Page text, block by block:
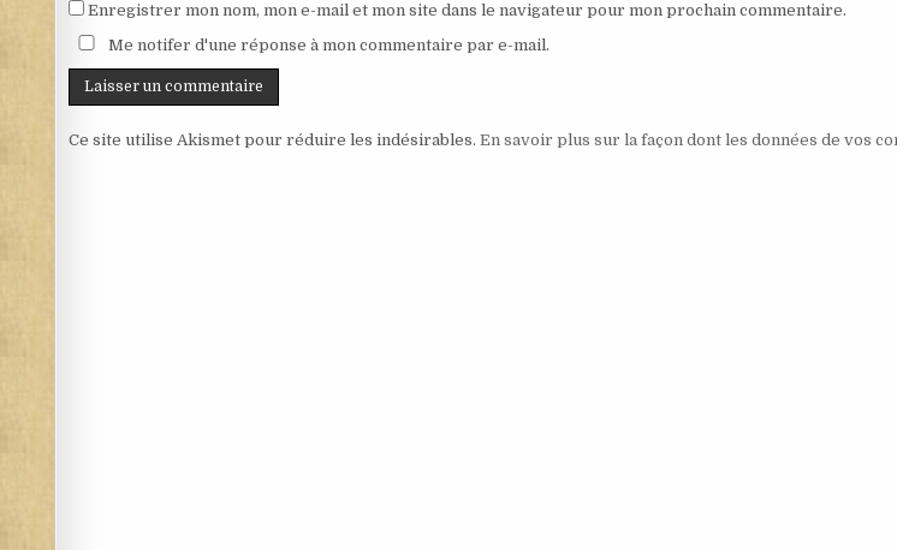
Enregistrer mon nom, mon e-mail et mon site dans le navigateur pour mon prochain commentaire.
Me notifer d'une réponse à mon commentaire par e-mail.
Ce site utilise Akismet pour réduire les indésirables. En savoir plus sur la façon dont les données de vos